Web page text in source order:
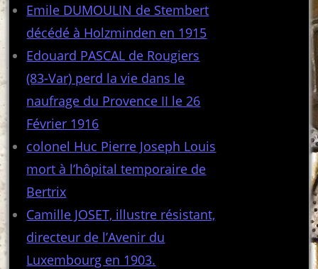
Emile DUMOULIN de Stembert
décédé à Holzminden en 1915
Edouard PASCAL de Rougiers
(83-Var) perd la vie dans le
naufrage du Provence II le 26
Février 1916
colonel Huc Pierre Joseph Louis
mort à l’hôpital temporaire de
Bertrix
Camille JOSET, illustre résistant,
directeur de l’Avenir du
Luxembourg en 1903.